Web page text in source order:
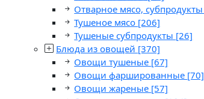
Отварное мясо, субпродукты
Тушеное мясо [206]
Тушеные субпродукты [26]
Блюда из овощей [370]
Овощи тушеные [67]
Овощи фаршированные [70]
Овощи жареные [57]